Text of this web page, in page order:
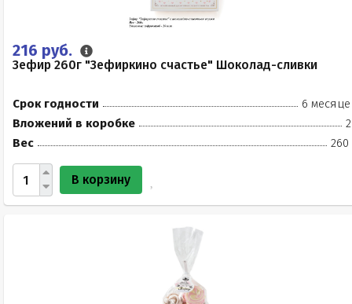
216 руб.
Зефир 260г "Зефиркино счастье" Шоколад-сливки
Срок годности
6
Вложений в коробке
Вес
260
В корзину